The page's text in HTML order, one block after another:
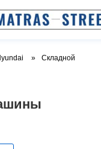
Складной